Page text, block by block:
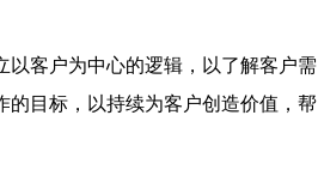
以客户为中心的逻辑，以了解客户需
的目标，以持续为客户创造价值，帮